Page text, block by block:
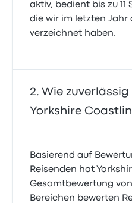
aktiv, bedient bis zu
die wir im letzten Jahr
verzeichnet haben.
Wie
Yorkshire
Basierend auf
Reisenden hat
Gesamtbewertung
Bereichen bewerten